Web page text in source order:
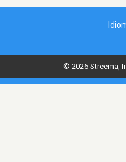
© 2026 Streema,